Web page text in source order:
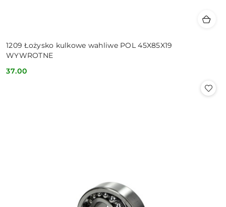
1209 Łożysko kulkowe wahliwe POL 45X85X19
WYWROTNE
Cena:
37.00